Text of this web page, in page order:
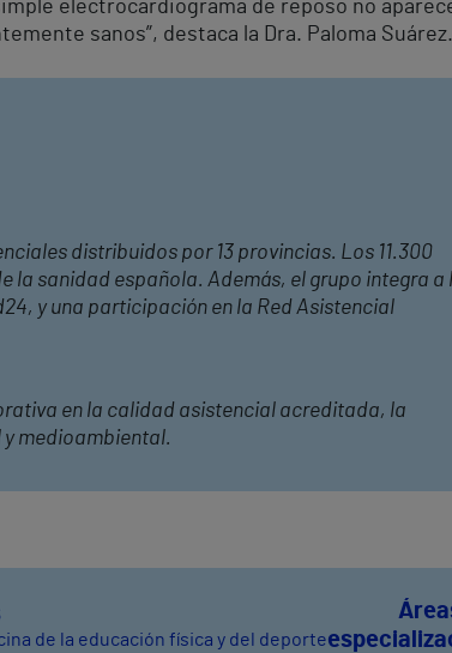
electrocardiograma de reposo no
sanos”, destaca la Dra. Paloma Suárez.
distribuidos por 13 provincias. Los 11.300
la sanidad española. Además, el grupo integra a
y una participación en la Red Asistencial
en la calidad asistencial acreditada, la
medioambiental.
de la educación física y del deporte